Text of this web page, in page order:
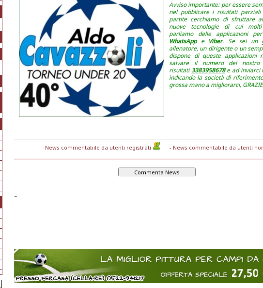
Avviso importante: per essere
nel pubblicare i risultati
partite cerchiamo di sfruttare
nuove tecnologie di cui molti
parliamo delle applicazioni
WhatsAppe Viber. Se sei un
allenatore, un dirigente o un
dispone di queste applicazioni
salvare il numero del nostro
risultati3383958678e ad inviarci
indicando la società di
grossa mano a migliorarci,
News commentabile da utenti registrati - News commentabile da utenti
-